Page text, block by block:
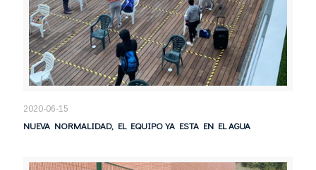
2020-06-15
NUEVA NORMALIDAD, EL EQUIPO YA ESTA EN EL AGUA